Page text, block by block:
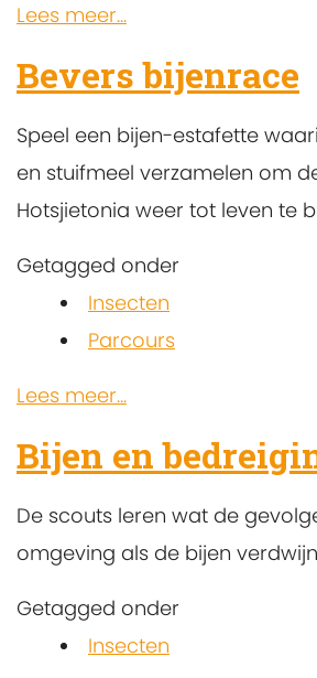
Lees meer...
Bevers bijenrace
Speel een bijen-estafette
en stuifmeel verzamelen om
Hotsjietonia weer tot leven te
Getagged onder
Insecten
Parcours
Lees meer...
Bijen en
De scouts leren wat de
omgeving als de bijen
Getagged onder
Insecten